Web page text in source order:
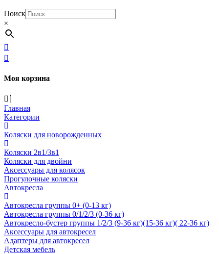
Поиск
×
Моя корзина
Главная
Категории
Коляски для новорожденных
Коляски 2в1/3в1
Коляски для двойни
Аксессуары для колясок
Прогулочные коляски
Автокресла
Автокресла группы 0+ (0-13 кг)
Автокресла группы 0/1/2/3 (0-36 кг)
Автокресло-бустер группы 1/2/3 (9-36 кг)(15-36 кг)( 22-36 кг)
Аксессуары для автокресел
Адаптеры для автокресел
Детская мебель